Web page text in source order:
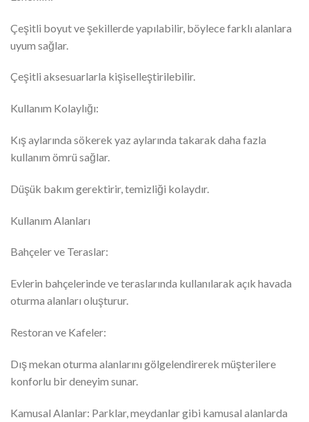
Çeşitli boyut ve şekillerde yapılabilir, böylece farklı alanlara
uyum sağlar.
Çeşitli aksesuarlarla kişiselleştirilebilir.
Kullanım Kolaylığı:
Kış aylarında sökerek yaz aylarında takarak daha fazla
kullanım ömrü sağlar.
Düşük bakım gerektirir, temizliği kolaydır.
Kullanım Alanları
Bahçeler ve Teraslar:
Evlerin bahçelerinde ve teraslarında kullanılarak açık havada
oturma alanları oluşturur.
Restoran ve Kafeler:
Dış mekan oturma alanlarını gölgelendirerek müşterilere
konforlu bir deneyim sunar.
Kamusal Alanlar: Parklar, meydanlar gibi kamusal alanlarda